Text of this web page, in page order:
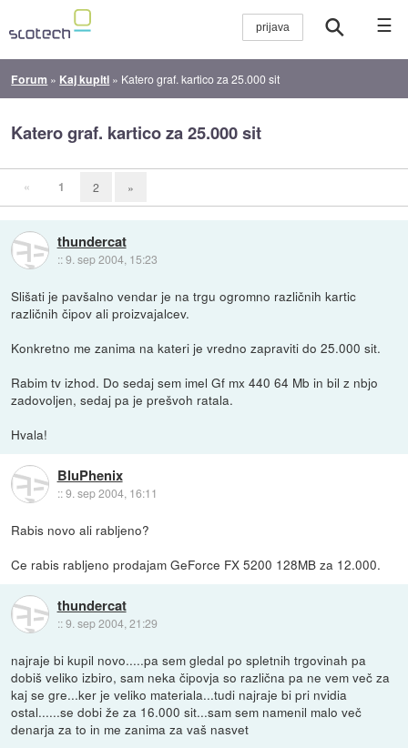
☰
Forum » Kaj kupiti » Katero graf. kartico za 25.000 sit
Katero graf. kartico za 25.000 sit
« 1 2 »
thundercat
::9. sep 2004, 15:23
Slišati je pavšalno vendar je na trgu ogromno različnih kartic
različnih čipov ali proizvajalcev.
Konkretno me zanima na kateri je vredno zapraviti do 25.000 sit.
Rabim tv izhod. Do sedaj sem imel Gf mx 440 64 Mb in bil z nbjo
zadovoljen, sedaj pa je prešvoh ratala.
Hvala!
BluPhenix
::9. sep 2004, 16:11
Rabis novo ali rabljeno?
Ce rabis rabljeno prodajam GeForce FX 5200 128MB za 12.000.
thundercat
::9. sep 2004, 21:29
najraje bi kupil novo.....pa sem gledal po spletnih trgovinah pa
dobiš veliko izbiro, sam neka čipovja so različna pa ne vem več za
kaj se gre...ker je veliko materiala...tudi najraje bi pri nvidia
ostal......se dobi že za 16.000 sit...sam sem namenil malo več
denarja za to in me zanima za vaš nasvet